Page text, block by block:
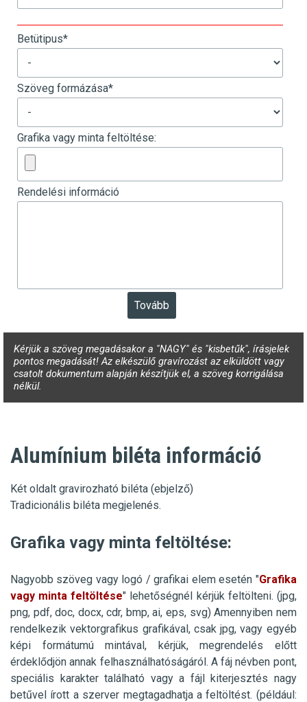
Betütipus*
Szöveg formázása*
Grafika vagy minta feltöltése:
Rendelési információ
Kérjük a szöveg megadásakor a "NAGY" és "kisbetűk", írásjelek
pontos megadását! Az elkészülő gravírozást az elküldött vagy
csatolt dokumentum alapján készítjük el, a szöveg korrigálása
nélkül.
Alumínium biléta információ
Két oldalt gravirozható biléta (ebjelző)
Tradicionális biléta megjelenés.
Grafika vagy minta feltöltése:
Nagyobb szöveg vagy logó / grafikai elem esetén "Grafika
vagy minta feltöltése" lehetőségnél kérjük feltölteni. (jpg,
png, pdf, doc, docx, cdr, bmp, ai, eps, svg) Amennyiben nem
rendelkezik vektorgrafikus grafikával, csak jpg, vagy egyéb
képi formátumú mintával, kérjük, megrendelés előtt
érdeklődjön annak felhasználhatóságáról. A fáj névben pont,
speciális karakter található vagy a fájl kiterjesztés nagy
betűvel írott a szerver megtagadhatja a feltöltést. (például: